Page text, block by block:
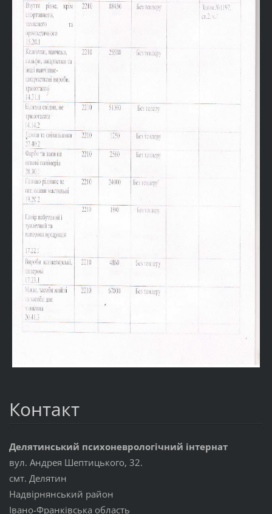
Контакт
Делятинський психоневрологічний інтернат
вул. Андрея Шептицького, 32.
смт. Делятин
Надвірнянський район
Івано-Франківська область